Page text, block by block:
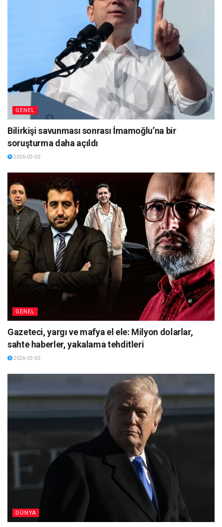
GENEL
Bilirkişi savunması sonrası İmamoğlu’na bir
soruşturma daha açıldı
2026-03-30
GENEL
Gazeteci, yargı ve mafya el ele: Milyon dolarlar,
sahte haberler, yakalama tehditleri
2026-03-30
DÜNYA